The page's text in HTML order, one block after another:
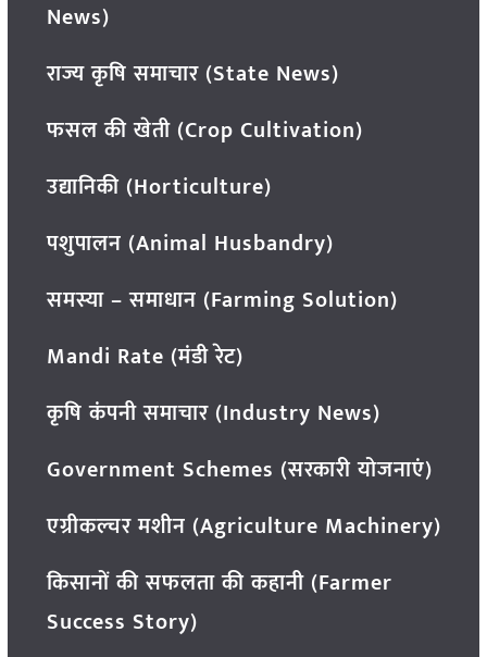
News)
राज्य कृषि समाचार (State News)
फसल की खेती (Crop Cultivation)
उद्यानिकी (Horticulture)
पशुपालन (Animal Husbandry)
समस्या – समाधान (Farming Solution)
Mandi Rate (मंडी रेट)
कृषि कंपनी समाचार (Industry News)
Government Schemes (सरकारी योजनाएं)
एग्रीकल्चर मशीन (Agriculture Machinery)
किसानों की सफलता की कहानी (Farmer
Success Story)